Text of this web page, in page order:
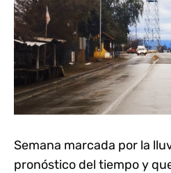
Semana marcada por la
pronóstico del tiempo y